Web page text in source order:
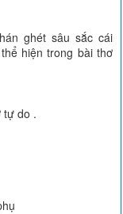
ghét sâu sắc cái
hiện trong bài thơ
tự do .